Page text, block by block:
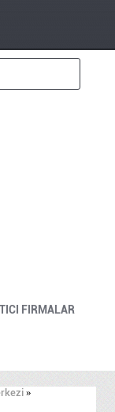
FIRMALAR
»